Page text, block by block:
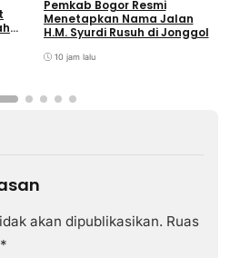
Pemkab Bogor Resmi
Menetapkan Nama Jalan
H.M. Syurdi Rusuh di Jonggol
10 jam lalu
akan dipublikasikan. Ruas
*